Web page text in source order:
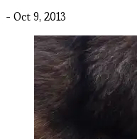
- Oct 9, 2013